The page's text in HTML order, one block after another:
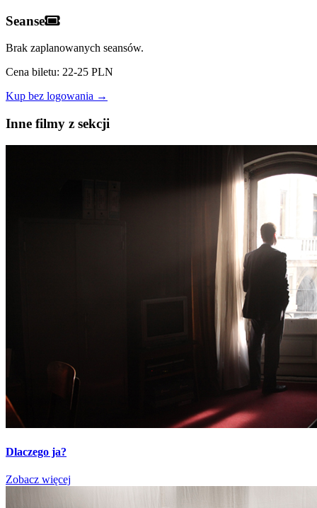
Seanse
Brak zaplanowanych seansów.
Cena biletu: 22-25 PLN
Kup bez logowania →
Inne filmy z sekcji
Dlaczego ja?
Zobacz więcej